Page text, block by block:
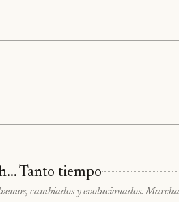
Tanto tiempo
cambiados y evolucionados.